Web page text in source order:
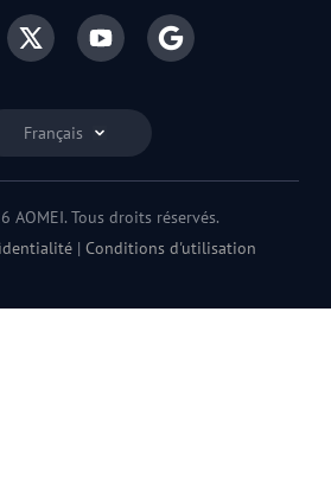
Français
AOMEI. Tous droits réservés.
| Conditions d'utilisation